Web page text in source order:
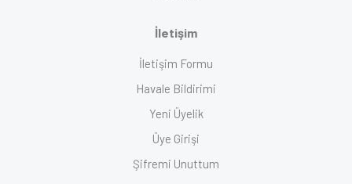
İletişim
İletişim Formu
Havale Bildirimi
Yeni Üyelik
Üye Girişi
Şifremi Unuttum